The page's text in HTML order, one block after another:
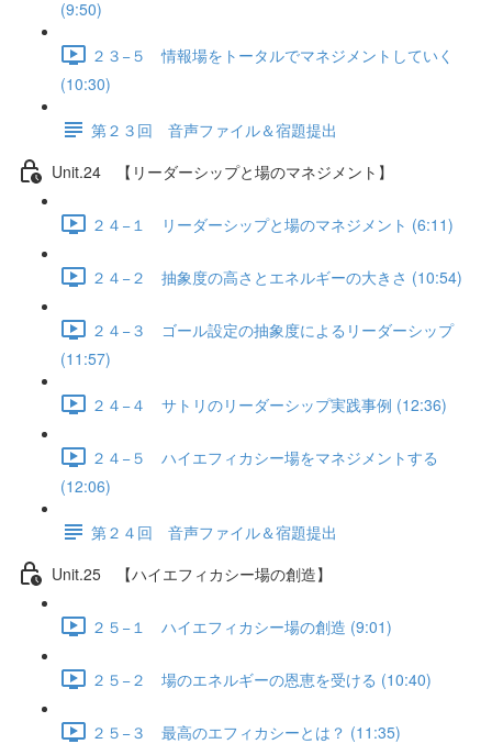
(9:50)
２３−５ 情報場をトータルでマネジメントしていく
(10:30)
第２３回 音声ファイル＆宿題提出
Unit.24 【リーダーシップと場のマネジメント】
２４−１ リーダーシップと場のマネジメント (6:11)
２４−２ 抽象度の高さとエネルギーの大きさ (10:54)
２４−３ ゴール設定の抽象度によるリーダーシップ
(11:57)
２４−４ サトリのリーダーシップ実践事例 (12:36)
２４−５ ハイエフィカシー場をマネジメントする
(12:06)
第２４回 音声ファイル＆宿題提出
Unit.25 【ハイエフィカシー場の創造】
２５−１ ハイエフィカシー場の創造 (9:01)
２５−２ 場のエネルギーの恩恵を受ける (10:40)
２５−３ 最高のエフィカシーとは？ (11:35)